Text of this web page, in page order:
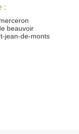
:
beauvoir
jean-de-monts